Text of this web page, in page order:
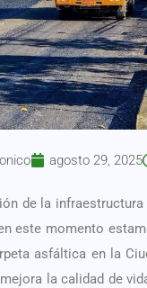
agosto 29, 2025
de la
este momento
asfáltica en la
la calidad de